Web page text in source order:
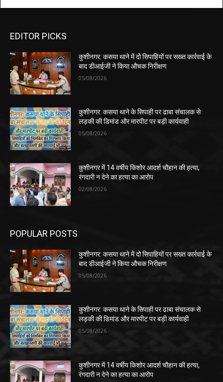
EDITOR PICKS
कुशीनगर: कसया थाने में दो सिपाहियों पर सख्त कार्रवाई के
बाद डीआईजी ने किया औचक निरीक्षण
05/08/2026
कुशीनगर: कसया थाने के सिपाही पर ढाबा संचालक से
लड़की की डिमांड और मारपीट पर बड़ी कार्यवाही
05/08/2026
कुशीनगर में 14 वर्षीय किशोर आदर्श चौहान की हत्या,
रंगदारी न देने का हत्या का आरोप
02/08/2026
POPULAR POSTS
कुशीनगर: कसया थाने में दो सिपाहियों पर सख्त कार्रवाई के
बाद डीआईजी ने किया औचक निरीक्षण
05/08/2026
कुशीनगर: कसया थाने के सिपाही पर ढाबा संचालक से
लड़की की डिमांड और मारपीट पर बड़ी कार्यवाही
05/08/2026
कुशीनगर में 14 वर्षीय किशोर आदर्श चौहान की हत्या,
रंगदारी न देने का हत्या का आरोप